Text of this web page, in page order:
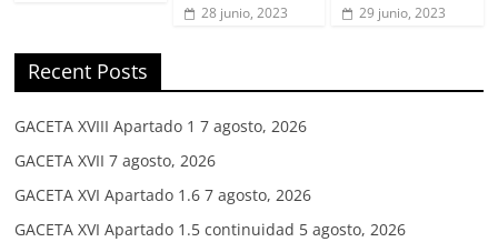
28 junio, 2023 29 junio, 2023
Recent Posts
GACETA XVIII Apartado 1 7 agosto, 2026
GACETA XVII 7 agosto, 2026
GACETA XVI Apartado 1.6 7 agosto, 2026
GACETA XVI Apartado 1.5 continuidad 5 agosto, 2026